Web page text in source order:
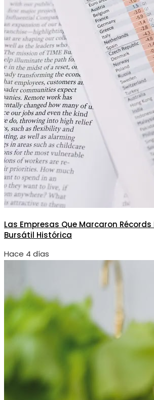
Las Empresas Que Marcaron
Bursátil Histórica
Hace 4 días